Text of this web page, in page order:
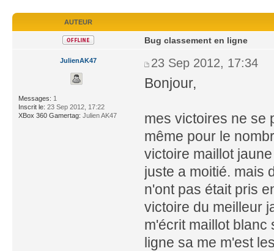
AUTEUR
JulienAK47
Messages: 1
Inscrit le: 23 Sep 2012, 17:22
XBox 360 Gamertag: Julien AK47
Bug classement en ligne
23 Sep 2012, 17:34
Bonjour,
mes victoires ne se
même pour le
victoire maillot
juste a moitié. mais
n'ont pas était pris
victoire du meilleur
m'écrit maillot blanc
ligne sa me m'est